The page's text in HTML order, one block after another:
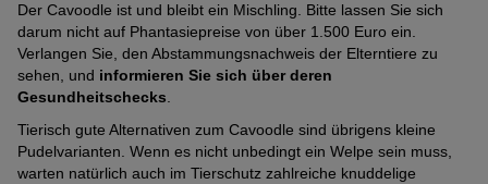
aufbringen müssen, sparen Sie zum Glück beim Reinigen der
Wohnung, da diese Hundevergleichsweise wenig haaren
Muss man einen Cavapoo scheren?
Ja, ein Cavapoosollte regelmäßig geschoren werden
ein weiches, nachwachsendes Fell hat, das je nach genetischer
Veranlagung mehr nach Pudel oder mehr nach Cavalier King
Charles Spaniel aussehen kann. Es wird empfohlen, das Fell
Der Cavoodle ist und bleibt ein Mischling. Bitte lassen Sie sich
darum nicht auf Phantasiepreise von über 1.500 Euro ein.
Verlangen Sie, den Abstammungsnachweis der Elterntiere zu
sehen, und informieren Sie sich über deren
Gesundheitschecks.
Tierisch gute Alternativen zum Cavoodle sind übrigens kleine
Pudelvarianten. Wenn es nicht unbedingt ein Welpe sein muss,
warten natürlich auch im Tierschutz zahlreiche knuddelige